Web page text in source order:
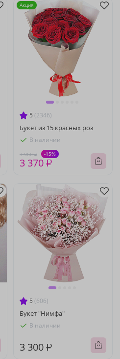
5 (2346)
Букет из 15 красных роз
В наличии
3 960 ₽ -15%
3 370 ₽
Акция
5 (606)
Букет "Нимфа"
В наличии
3 300 ₽